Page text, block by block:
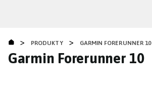
obsahu
> PRODUKTY > GARMIN FORERUNNER 10
Garmin Forerunner 10